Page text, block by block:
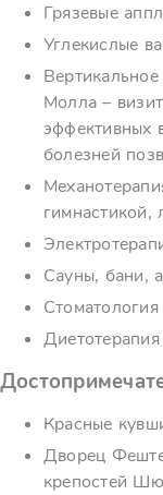
Грязевые
Углекислые
Молла –
эффективных
болезней
гимнастикой,
Сауны, бани,
Стоматология
Диетотерапия
Красные
Дворец
крепостей